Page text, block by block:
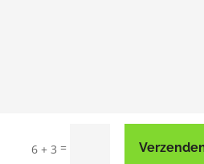
6 + 3 =